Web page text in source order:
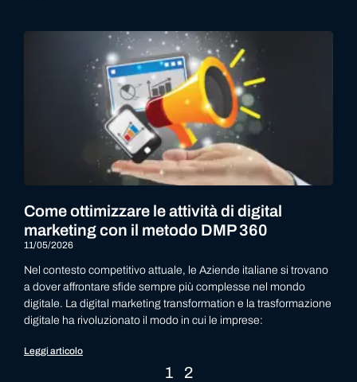
Come ottimizzare le attività di digital
marketing con il metodo DMP 360
11/05/2026
Nel contesto competitivo attuale, le Aziende italiane si trovano
a dover affrontare sfide sempre più complesse nel mondo
digitale. La digital marketing transformation e la trasformazione
digitale ha rivoluzionato il modo in cui le imprese:
Leggi articolo
1 2